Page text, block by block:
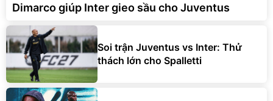
Dimarco giúp Inter gieo sầu cho Juventus
Soi trận Juventus vs Inter: Thử
thách lớn cho Spalletti